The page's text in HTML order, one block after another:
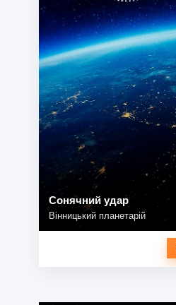
Сонячний удар
Вінницький планетарій